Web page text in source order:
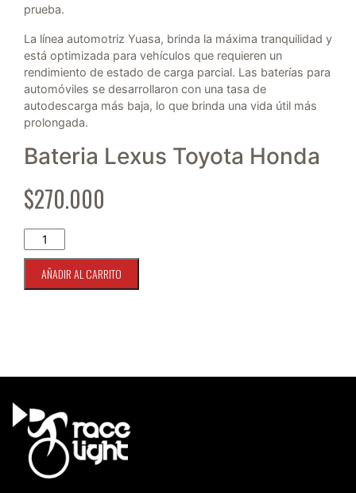
prueba.
La línea automotriz Yuasa, brinda la máxima tranquilidad y
está optimizada para vehículos que requieren un
rendimiento de estado de carga parcial. Las baterías para
automóviles se desarrollaron con una tasa de
autodescarga más baja, lo que brinda una vida útil más
prolongada.
Bateria Lexus Toyota Honda
$270.000
Bateria YUASA VRLA S34B20R 35ah 272cca cantidad
AÑADIR AL CARRITO